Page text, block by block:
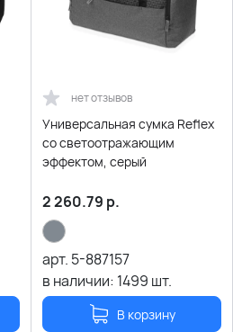
нет отзывов
Универсальная сумка Reflex
со светоотражающим
эффектом, серый
2 260.79 р.
арт. 5-887157
в наличии: 1499 шт.
В корзину